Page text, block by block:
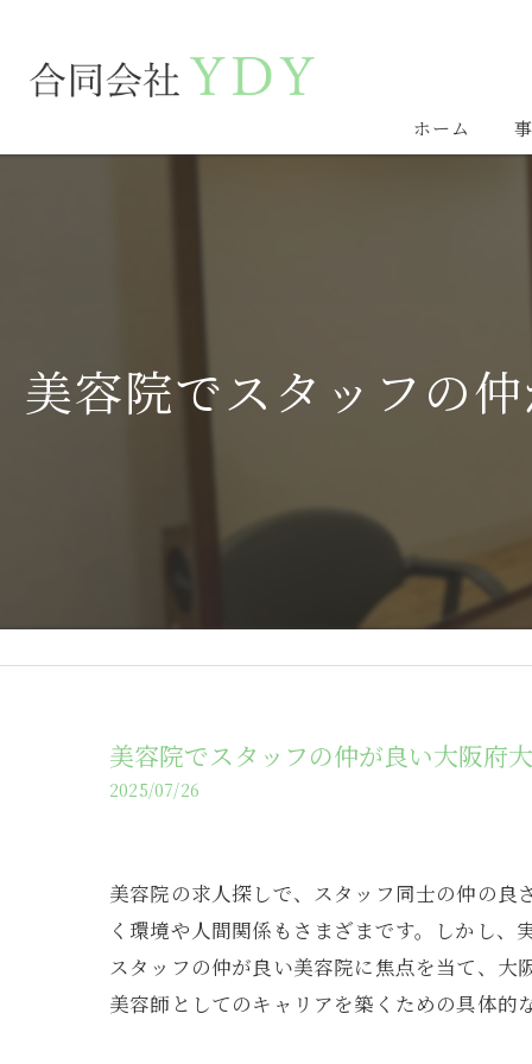
ホーム
美容院でスタッフの
美容院でスタッフの仲が良い大阪府
2025/07/26
美容院の求人探しで、スタッフ同士の仲の
く環境や人間関係もさまざまです。しかし
スタッフの仲が良い美容院に焦点を当て、
美容師としてのキャリアを築くための具体的